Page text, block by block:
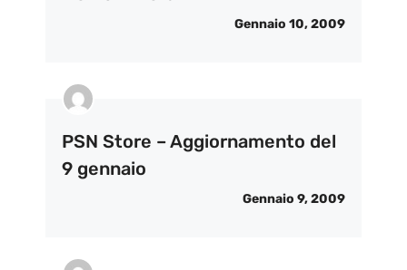
Gennaio 10, 2009
PSN Store – Aggiornamento del
9 gennaio
Gennaio 9, 2009